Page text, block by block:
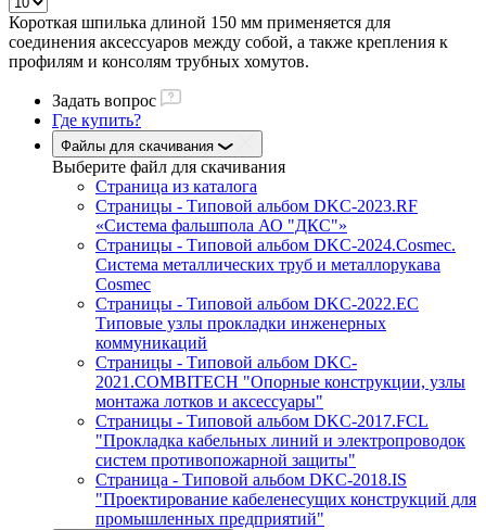
Короткая шпилька длиной 150 мм применяется для
соединения аксессуаров между собой, а также крепления к
профилям и консолям трубных хомутов.
Задать вопрос
Где купить?
Файлы для скачивания
Выберите файл для скачивания
Страница из каталога
Страницы - Типовой альбом DKC-2023.RF
«Система фальшпола АО "ДКС"»
Страницы - Типовой альбом DKC-2024.Cosmec.
Система металлических труб и металлорукава
Cosmec
Страницы - Типовой альбом DKC-2022.EC
Типовые узлы прокладки инженерных
коммуникаций
Страницы - Типовой альбом DKC-
2021.COMBITECH "Опорные конструкции, узлы
монтажа лотков и аксессуары"
Страницы - Типовой альбом DKC-2017.FCL
"Прокладка кабельных линий и электропроводок
систем противопожарной защиты"
Страница - Типовой альбом DKC-2018.IS
"Проектирование кабеленесущих конструкций для
промышленных предприятий"